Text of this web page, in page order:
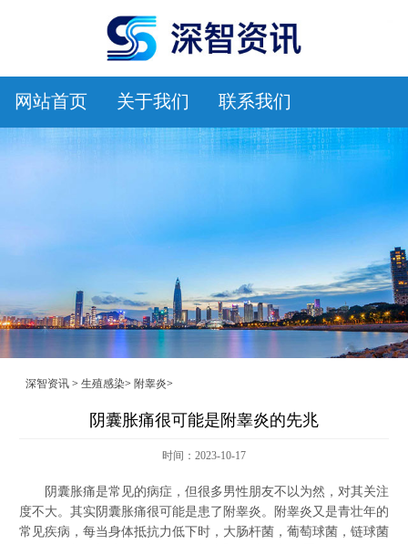
网站首页 关于我们 联系我们
深智资讯 > 生殖感染> 附睾炎>
阴囊胀痛很可能是附睾炎的先兆
时间：2023-10-17
阴囊胀痛是常见的病症，但很多男性朋友不以为然，对其关注
度不大。其实阴囊胀痛很可能是患了附睾炎。附睾炎又是青壮年的
常见疾病，每当身体抵抗力低下时，大肠杆菌，葡萄球菌，链球菌